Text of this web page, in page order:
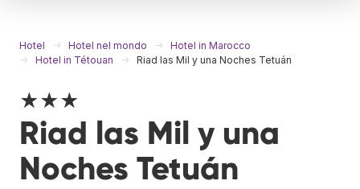
Hotel Hotel nel mondo
Hotel in Marocco
Hotel in Tétouan
Riad las Mil y una Noches Tetuán
★★★
Riad las Mil y una
Noches Tetuán